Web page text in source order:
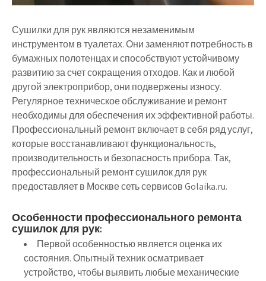
Сушилки для рук являются незаменимым
инструментом в туалетах. Они заменяют потребность в
бумажных полотенцах и способствуют устойчивому
развитию за счет сокращения отходов. Как и любой
другой электроприбор, они подвержены износу.
Регулярное техническое обслуживание и ремонт
необходимы для обеспечения их эффективной работы.
Профессиональный ремонт включает в себя ряд услуг,
которые восстанавливают функциональность,
производительность и безопасность прибора. Так,
профессиональный ремонт сушилок для рук
предоставляет в Москве сеть сервисов Golaika.ru.
Особенности профессионального ремонта
сушилок для рук:
Первой особенностью является оценка их
состояния. Опытный техник осматривает
устройство, чтобы выявить любые механические